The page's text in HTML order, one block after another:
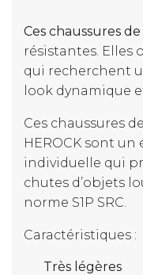
Ces chaussures de
résistantes. Elles
qui recherchent
look dynamique
Ces chaussures
HEROCK sont
individuelle qui
chutes d’objets
norme S1P SRC.
Caractéristiques :
Très légères